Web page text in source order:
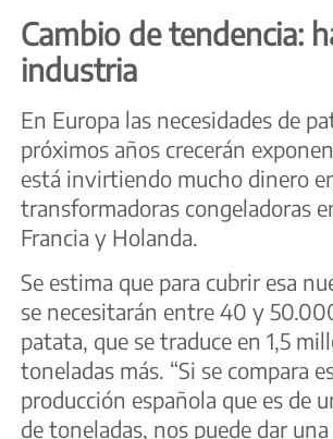
Cambio de tendencia:
industria
En Europa las necesidades de
próximos años crecerán
está invirtiendo mucho dinero
transformadoras congeladoras
Francia y Holanda.
Se estima que para cubrir esa
se necesitarán entre 40 y
patata, que se traduce en 1,5
toneladas más. “Si se compara
producción española que es de
de toneladas, nos puede dar una